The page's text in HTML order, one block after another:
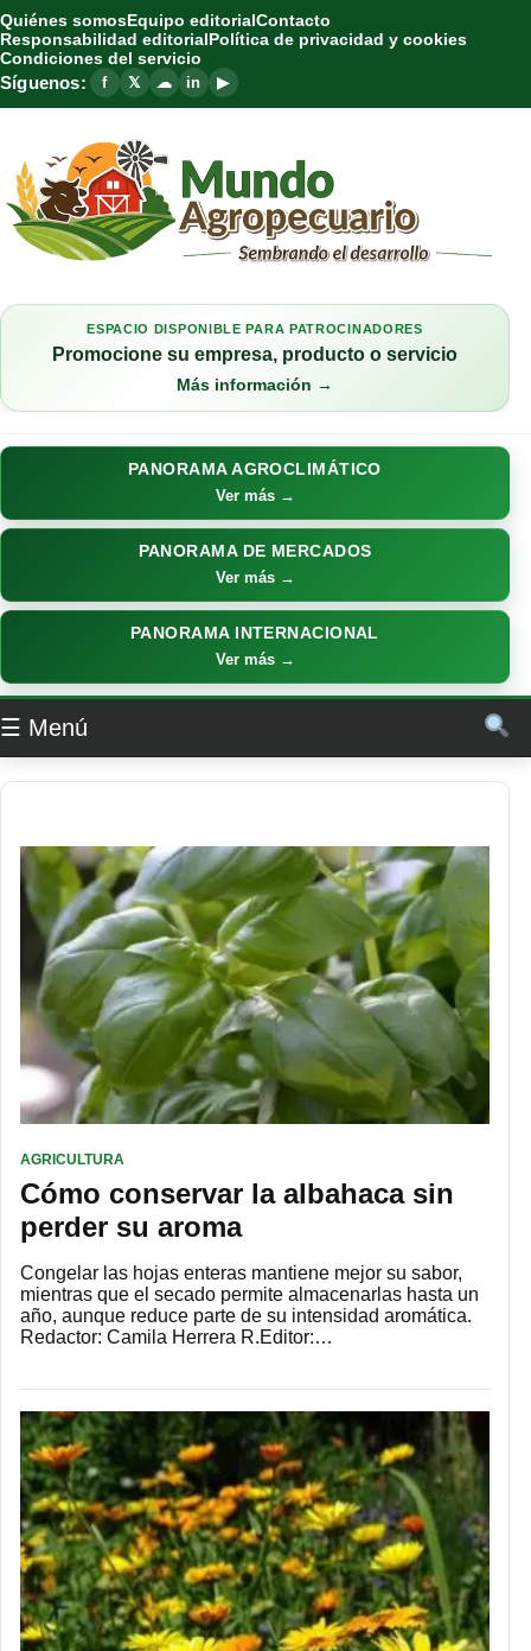
Quiénes somosEquipo editorialContacto
Responsabilidad editorialPolítica de privacidad y cookies
Condiciones del servicio
Síguenos: f 𝕏 ☁ in ▶
ESPACIO DISPONIBLE PARA PATROCINADORES
Promocione su empresa, producto o servicio
Más información →
PANORAMA AGROCLIMÁTICO
Ver más →
PANORAMA DE MERCADOS
Ver más →
PANORAMA INTERNACIONAL
Ver más →
☰ Menú
AGRICULTURA
Cómo conservar la albahaca sin
perder su aroma
Congelar las hojas enteras mantiene mejor su sabor,
mientras que el secado permite almacenarlas hasta un
año, aunque reduce parte de su intensidad aromática.
Redactor: Camila Herrera R.Editor:…